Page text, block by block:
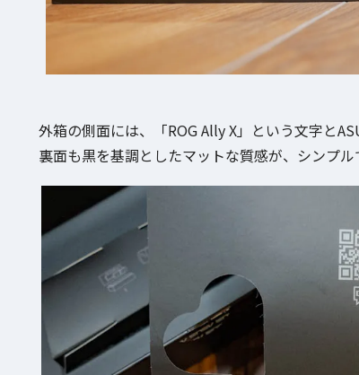
外箱の側面には、「ROG Ally X」という文字と
裏面も黒を基調としたマットな質感が、シンプル